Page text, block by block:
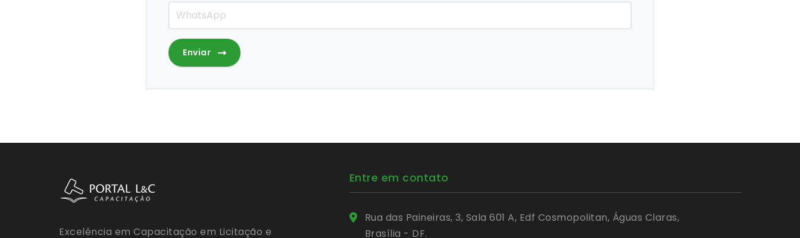
Enviar
Excelência em Capacitação em Licitação e
Entre em contato
Rua das Paineiras, 3, Sala 601 A, Edf Cosmopolitan, Águas Claras,
Brasília - DF.